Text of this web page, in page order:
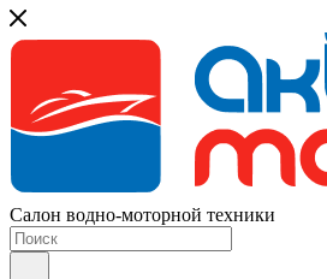
Салон водно-моторной техники